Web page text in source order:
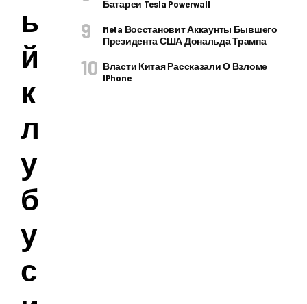
ы
й
к
л
у
б
у
с
Батареи Tesla Powerwall
Meta Восстановит Аккаунты Бывшего
Президента США Дональда Трампа
Власти Китая Рассказали О Взломе
IPhone